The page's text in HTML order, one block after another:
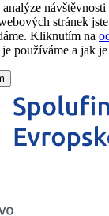
stránek
Kliknutím na
používáme a jak